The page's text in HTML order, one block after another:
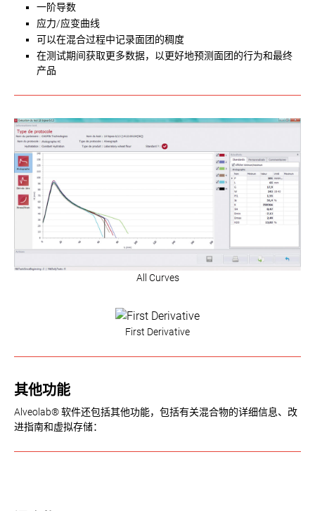
一阶导数
应力/应变曲线
可以在混合过程中记录面团的稠度
在测试期间获取更多数据，以更好地预测面团的行为和最终
产品
All Curves
First Derivative
其他功能
Alveolab® 软件还包括其他功能，包括有关混合物的详细信息、改
进指南和虚拟存储：